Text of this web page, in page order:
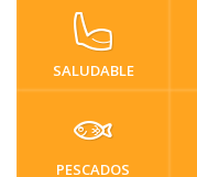
SALUDABLE
PESCADOS